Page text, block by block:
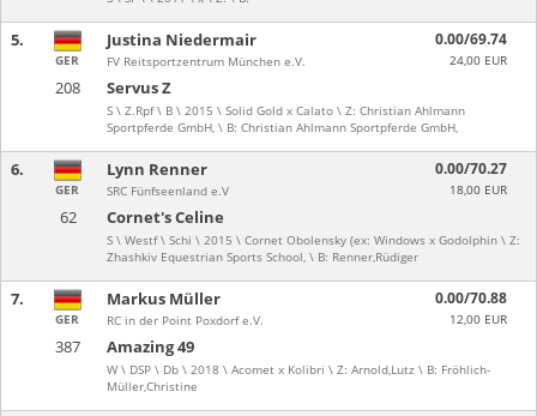
5.
208 Servus Z
S \ Z.Rpf \ B \ 2015 \ Solid Gold x Calato \ Z: Christian Ahlmann
Sportpferde GmbH, \ B: Christian Ahlmann Sportpferde GmbH,
GER
Justina Niedermair
FV Reitsportzentrum München e.V.
0.00/69.74
24,00 EUR
6.
62 Cornet's Celine
S \ Westf \ Schi \ 2015 \ Cornet Obolensky (ex: Windows x Godolphin \ Z:
Zhashkiv Equestrian Sports School, \ B: Renner,Rüdiger
GER
Lynn Renner
SRC Fünfseenland e.V
0.00/70.27
18,00 EUR
7.
387 Amazing 49
W \ DSP \ Db \ 2018 \ Acomet x Kolibri \ Z: Arnold,Lutz \ B: Fröhlich-
Müller,Christine
GER
Markus Müller
RC in der Point Poxdorf e.V.
0.00/70.88
12,00 EUR